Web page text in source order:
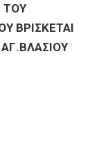
ΤΟΥ
ΒΡΙΣΚΕΤΑΙ